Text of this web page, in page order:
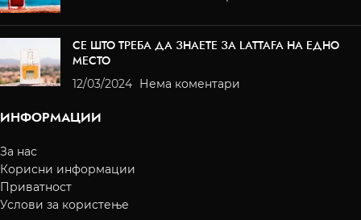
СЕ ШТО ТРЕБА ДА ЗНАЕТЕ ЗА LATTAFA НА ЕДНО
МЕСТО
12/03/2024 Нема коментари
ИНФОРМАЦИИ
За нас
Корисни информации
Приватност
Услови за користење